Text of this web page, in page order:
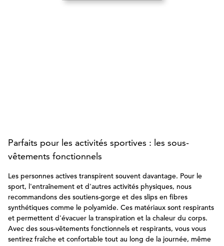
Parfaits pour les activités sportives : les sous-
vêtements fonctionnels
Les personnes actives transpirent souvent davantage. Pour le
sport, l'entraînement et d'autres activités physiques, nous
recommandons des soutiens-gorge et des slips en fibres
synthétiques comme le polyamide. Ces matériaux sont respirants
et permettent d'évacuer la transpiration et la chaleur du corps.
Avec des sous-vêtements fonctionnels et respirants, vous vous
sentirez fraîche et confortable tout au long de la journée, même